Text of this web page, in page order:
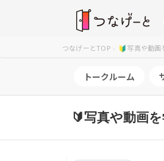
つなげーとTOP 🔰写真や動画
トークルーム
🔰写真や動画